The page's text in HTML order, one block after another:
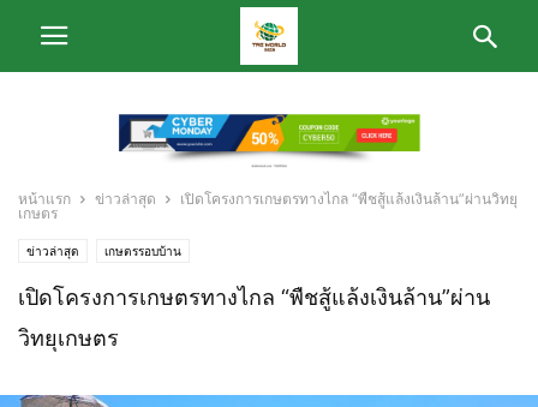
หน้าแรก ข่าวล่าสุด
เปิดโครงการเกษตรทางไกล “พืชสู้แล้งเงินล้าน”ผ่านวิทยุ
เกษตร
ข่าวล่าสุด เกษตรรอบบ้าน
เปิดโครงการเกษตรทางไกล “พืชสู้แล้งเงินล้าน”ผ่าน
วิทยุเกษตร